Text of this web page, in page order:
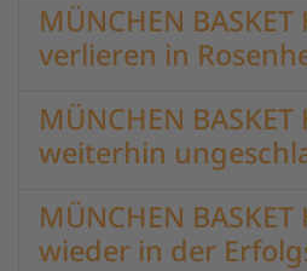
MÜNCHEN
verlieren in
MÜNCHEN
weiterhin
MÜNCHEN
wieder in der